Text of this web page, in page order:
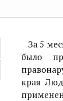
За 5
было
края